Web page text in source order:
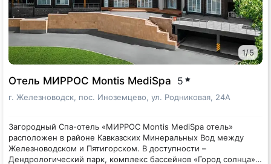
1/5
Отель МИРРОС Montis MediSpa 5
г. Железноводск, пос. Иноземцево, ул. Родниковая, 24А
Загородный Спа-отель «МИРРОС Montis MediSpa отель»
расположен в районе Кавказских Минеральных Вод между
Железноводском и Пятигорском. В доступности –
Дендрологический парк, комплекс бассейнов «Город солнца»,